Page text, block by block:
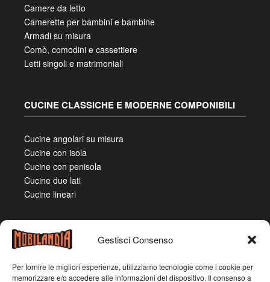
Gestisci Consenso
Per fornire le migliori esperienze, utilizziamo tecnologie come i cookie per
memorizzare e/o accedere alle informazioni del dispositivo. Il consenso a
Camere da letto
Camerette per bambini e bambine
Armadi su misura
Comò, comodini e cassettiere
Letti singoli e matrimoniali
CUCINE CLASSICHE E MODERNE COMPONIBILI
Cucine angolari su misura
Cucine con isola
Cucine con penisola
Cucine due lati
Cucine lineari